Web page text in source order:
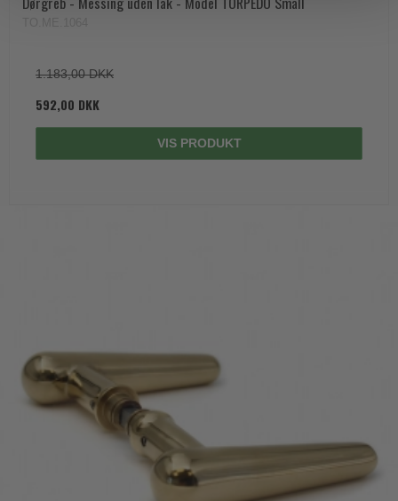
1.183,00 DKK
592,00 DKK
VIS PRODUKT